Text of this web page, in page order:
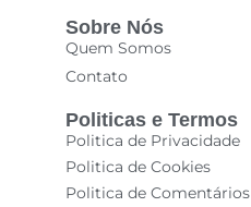
Sobre Nós
Quem Somos
Contato
Politicas e Termos
Politica de Privacidade
Politica de Cookies
Politica de Comentários